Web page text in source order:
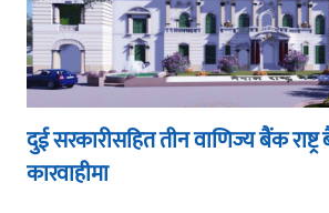
दुई सरकारीसहित तीन वाणिज्य बैंक
कारवाहीमा